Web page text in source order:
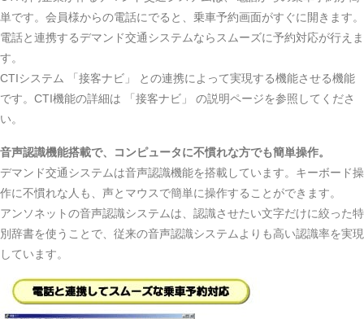
単です。会員様からの電話にでると、乗車予約画面がすぐに開きます。
電話と連携するデマンド交通システムならスムーズに予約対応が行えま
す。
CTIシステム 「接客ナビ」 との連携によって実現する機能させる機能
です。CTI機能の詳細は 「接客ナビ」 の説明ページを参照してくださ
い。
音声認識機能搭載で、コンピュータに不慣れな方でも簡単操作。
デマンド交通システムは音声認識機能を搭載しています。キーボード操
作に不慣れな人も、声とマウスで簡単に操作することができます。
アンソネットの音声認識システムは、認識させたい文字だけに絞った特
別辞書を使うことで、従来の音声認識システムよりも高い認識率を実現
しています。